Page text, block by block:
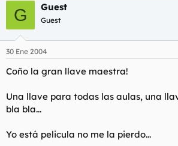
G Guest
Guest
30 Ene 2004
Coño la gran llave maestra!
Una llave para todas las aulas, una
bla bla...
Yo está pelicula no me la pierdo...